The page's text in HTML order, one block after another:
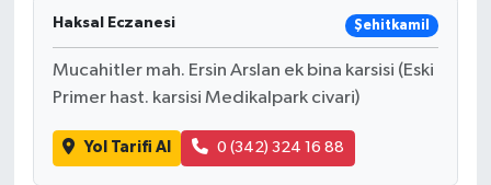
Haksal Eczanesi Şehitkamil
Mucahitler mah. Ersin Arslan ek bina karsisi (Eski
Primer hast. karsisi Medikalpark civari)
Yol Tarifi Al 0 (342) 324 16 88